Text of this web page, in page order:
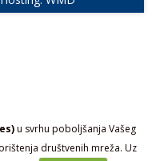
u svrhu poboljšanja Vašeg
društvenih mreža. Uz